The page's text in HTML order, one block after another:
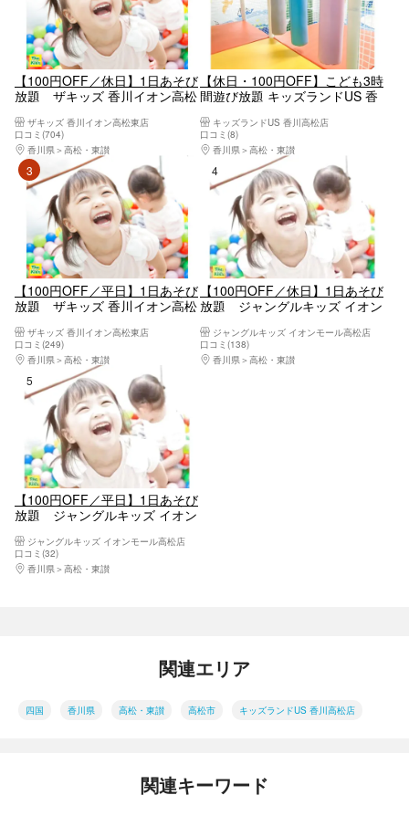
【100円OFF／休日】1日あそび
放題 ザキッズ 香川イオン高松
ザキッズ 香川イオン高松東店
口コミ(704)
香川県
高松・東讃
【休日・100円OFF】こども3時
間遊び放題 キッズランドUS 香
キッズランドUS 香川高松店
口コミ(8)
香川県
高松・東讃
3位
【100円OFF／平日】1日あそび
放題 ザキッズ 香川イオン高松
ザキッズ 香川イオン高松東店
口コミ(249)
香川県
高松・東讃
4位
【100円OFF／休日】1日あそび
放題 ジャングルキッズ イオン
ジャングルキッズ イオンモール高松店
口コミ(138)
香川県
高松・東讃
5位
【100円OFF／平日】1日あそび
放題 ジャングルキッズ イオン
ジャングルキッズ イオンモール高松店
口コミ(32)
香川県
高松・東讃
関連エリア
四国 香川県 高松・東讃 高松市 キッズランドUS 香川高松店
関連キーワード